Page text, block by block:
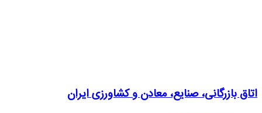
اتاق بازرگانی، صنایع، معادن و کشاورزی ایران